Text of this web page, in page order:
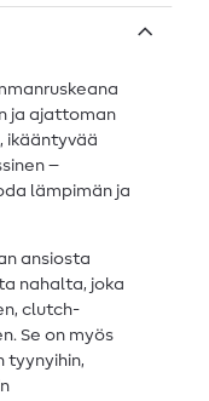
ja ajattoman
ikääntyvää
–
lämpimän ja
ansiosta
nahalta, joka
clutch-
Se on myös
tyynyihin,